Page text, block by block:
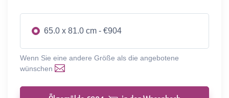
65.0 x 81.0 cm - €904
Wenn Sie eine andere Größe als die angebotene
wünschen